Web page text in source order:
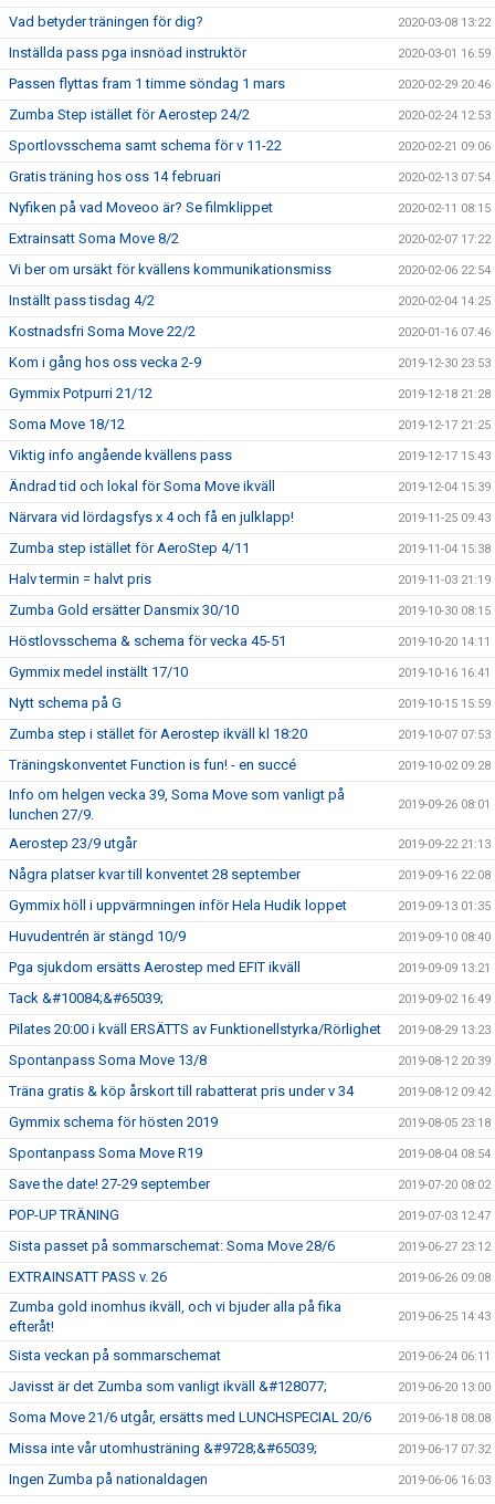
Vad betyder träningen för dig? 2020-03-08 13:22
Inställda pass pga insnöad instruktör 2020-03-01 16:59
Passen flyttas fram 1 timme söndag 1 mars 2020-02-29 20:46
Zumba Step istället för Aerostep 24/2 2020-02-24 12:53
Sportlovsschema samt schema för v 11-22 2020-02-21 09:06
Gratis träning hos oss 14 februari 2020-02-13 07:54
Nyfiken på vad Moveoo är? Se filmklippet 2020-02-11 08:15
Extrainsatt Soma Move 8/2 2020-02-07 17:22
Vi ber om ursäkt för kvällens kommunikationsmiss 2020-02-06 22:54
Inställt pass tisdag 4/2 2020-02-04 14:25
Kostnadsfri Soma Move 22/2 2020-01-16 07:46
Kom i gång hos oss vecka 2-9 2019-12-30 23:53
Gymmix Potpurri 21/12 2019-12-18 21:28
Soma Move 18/12 2019-12-17 21:25
Viktig info angående kvällens pass 2019-12-17 15:43
Ändrad tid och lokal för Soma Move ikväll 2019-12-04 15:39
Närvara vid lördagsfys x 4 och få en julklapp! 2019-11-25 09:43
Zumba step istället för AeroStep 4/11 2019-11-04 15:38
Halv termin = halvt pris 2019-11-03 21:19
Zumba Gold ersätter Dansmix 30/10 2019-10-30 08:15
Höstlovsschema & schema för vecka 45-51 2019-10-20 14:11
Gymmix medel inställt 17/10 2019-10-16 16:41
Nytt schema på G 2019-10-15 15:59
Zumba step i stället för Aerostep ikväll kl 18:20 2019-10-07 07:53
Träningskonventet Function is fun! - en succé 2019-10-02 09:28
Info om helgen vecka 39, Soma Move som vanligt på
lunchen 27/9.
2019-09-26 08:01
Aerostep 23/9 utgår 2019-09-22 21:13
Några platser kvar till konventet 28 september 2019-09-16 22:08
Gymmix höll i uppvärmningen inför Hela Hudik loppet 2019-09-13 01:35
Huvudentrén är stängd 10/9 2019-09-10 08:40
Pga sjukdom ersätts Aerostep med EFIT ikväll 2019-09-09 13:21
Tack &#10084;&#65039; 2019-09-02 16:49
Pilates 20:00 i kväll ERSÄTTS av Funktionellstyrka/Rörlighet 2019-08-29 13:23
Spontanpass Soma Move 13/8 2019-08-12 20:39
Träna gratis & köp årskort till rabatterat pris under v 34 2019-08-12 09:42
Gymmix schema för hösten 2019 2019-08-05 23:18
Spontanpass Soma Move R19 2019-08-04 08:54
Save the date! 27-29 september 2019-07-20 08:02
POP-UP TRÄNING 2019-07-03 12:47
Sista passet på sommarschemat: Soma Move 28/6 2019-06-27 23:12
EXTRAINSATT PASS v. 26 2019-06-26 09:08
Zumba gold inomhus ikväll, och vi bjuder alla på fika
efteråt!
2019-06-25 14:43
Sista veckan på sommarschemat 2019-06-24 06:11
Javisst är det Zumba som vanligt ikväll &#128077; 2019-06-20 13:00
Soma Move 21/6 utgår, ersätts med LUNCHSPECIAL 20/6 2019-06-18 08:08
Missa inte vår utomhusträning &#9728;&#65039; 2019-06-17 07:32
Ingen Zumba på nationaldagen 2019-06-06 16:03